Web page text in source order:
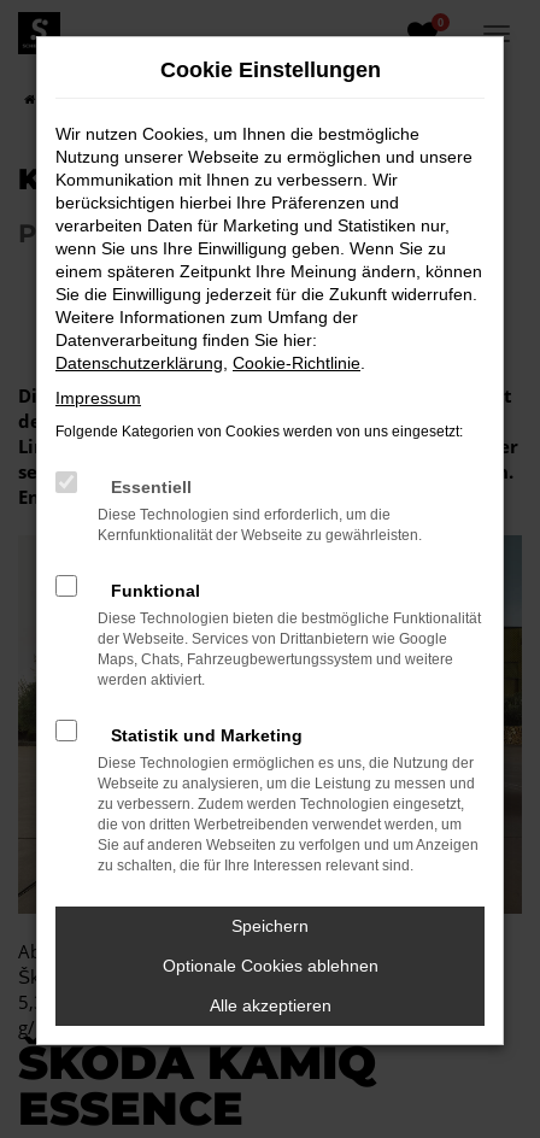
Zum
Hauptinhalt
0
KAMIQ LEASING
PRIVATLEASING
Dieser urbane SUV vereint alle Stärken eines SUVs mit
dem charakteristischen Škoda Design, dynamischen
Linien und markanten Kanten. Ideal für alle, die lieber
selbst Trends kreieren, statt ihnen hinterherzulaufen.
Entdecken Sie den Škoda Kamiq live bei uns.
Abbildung zeigt Sonderausstattung. Kraftstoffverbrauch
Škoda Kamiq Essence 1,0 MPI 70 kW (95 PS): kombiniert:
5,3 - 5,6 l/100 km; CO₂-Emissionen kombiniert: 120 - 127
g/km; CO₂-Klasse D.*
ŠKODA KAMIQ
ESSENCE
Cookie Einstellungen
Wir nutzen Cookies, um Ihnen die bestmögliche
Nutzung unserer Webseite zu ermöglichen und unsere
Kommunikation mit Ihnen zu verbessern. Wir
berücksichtigen hierbei Ihre Präferenzen und
verarbeiten Daten für Marketing und Statistiken nur,
wenn Sie uns Ihre Einwilligung geben. Wenn Sie zu
einem späteren Zeitpunkt Ihre Meinung ändern, können
Sie die Einwilligung jederzeit für die Zukunft widerrufen.
Weitere Informationen zum Umfang der
Datenverarbeitung finden Sie hier:
Datenschutzerklärung Cookie-Richtlinie
Impressum
Folgende Kategorien von Cookies werden von uns eingesetzt:
Essentiell
Diese Technologien sind erforderlich, um die
Kernfunktionalität der Webseite zu gewährleisten.
Funktional
Diese Technologien bieten die bestmögliche Funktionalität
der Webseite. Services von Drittanbietern wie Google
Maps, Chats, Fahrzeugbewertungssystem und weitere
werden aktiviert.
Statistik und Marketing
Diese Technologien ermöglichen es uns, die Nutzung der
Webseite zu analysieren, um die Leistung zu messen und
zu verbessern. Zudem werden Technologien eingesetzt,
die von dritten Werbetreibenden verwendet werden, um
Sie auf anderen Webseiten zu verfolgen und um Anzeigen
zu schalten, die für Ihre Interessen relevant sind.
Speichern
Optionale Cookies ablehnen
Alle akzeptieren